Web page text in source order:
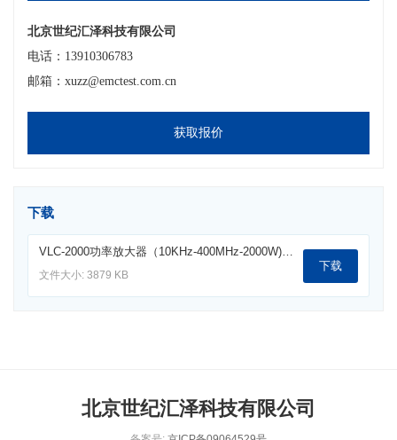
北京世纪汇泽科技有限公司
电话：13910306783
邮箱：xuzz@emctest.com.cn
获取报价
下载
VLC-2000功率放大器（10KHz-400MHz-2000W).pdf
文件大小: 3879 KB
下载
北京世纪汇泽科技有限公司